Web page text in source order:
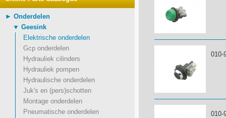
► Onderdelen
▼ Geesink
Elektrische onderdelen
Gcp onderdelen
Hydrauliek cilinders
Hydrauliek pompen
Hydraulische onderdelen
Juk's en (pers)schotten
Montage onderdelen
Pneumatische onderdelen
010-
010-